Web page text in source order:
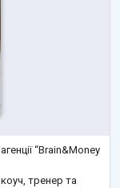
“Brain&Money
тренер та